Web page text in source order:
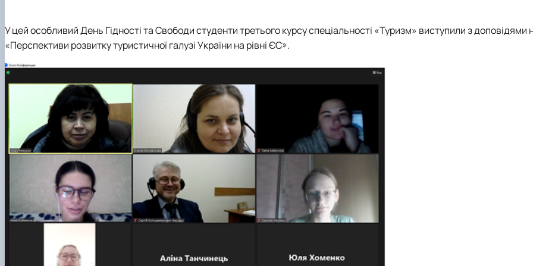
У цей особливий День Гідності та Свободи студенти третього курсу спеціальності «Туризм» виступили з доповідями
«Перспективи розвитку туристичної галузі України на рівні ЄС».